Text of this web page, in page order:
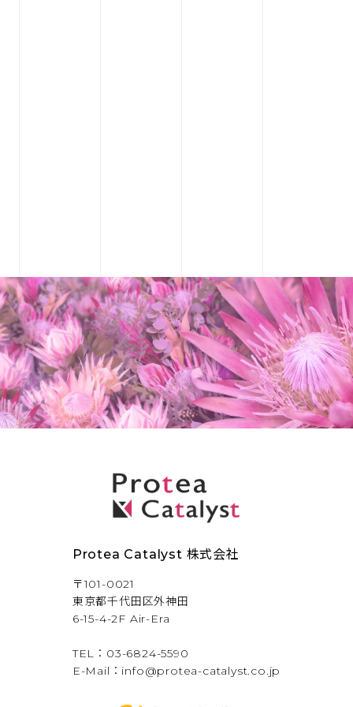
Protea Catalyst 株式会社
〒101-0021
東京都千代⽥区外神⽥
6-15-4-2F Air-Era
TEL：03-6824-5590
E-Mail：info@protea-catalyst.co.jp